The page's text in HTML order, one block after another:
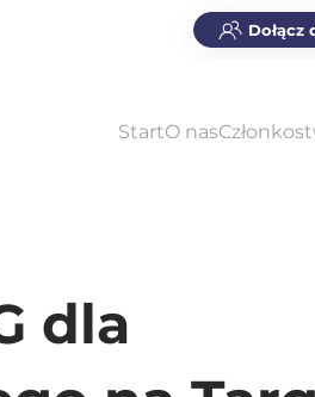
Dołącz
StartO nas
dla